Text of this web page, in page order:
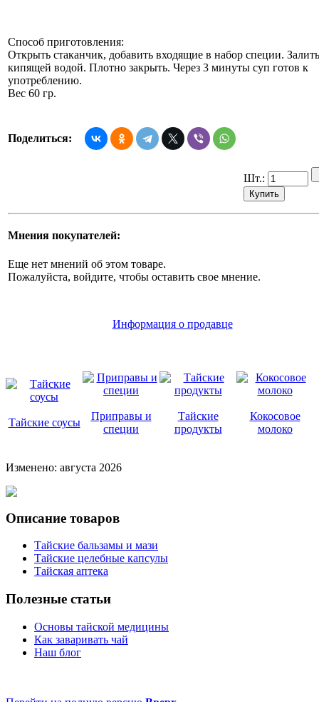
Способ приготовления:
Открыть стаканчик, добавить входящие в набор специи. Залить
кипящей водой. Плотно закрыть. Через 3 минуты суп готов к
употреблению.
Вес 60 гр.
Поделиться:
Шт.:
Мнения покупателей:
Еще нет мнений об этом товаре.
Пожалуйста, войдите, чтобы оставить свое мнение.
Информация о продавце
Тайские соусы
Приправы и
специи
Тайские
продукты
Кокосовое
молоко
Изменено: августа 2026
Описание товаров
Тайские бальзамы и мази
Тайские целебные капсулы
Тайская аптека
Полезные статьи
Основы тайской медицины
Как заваривать чай
Наш блог